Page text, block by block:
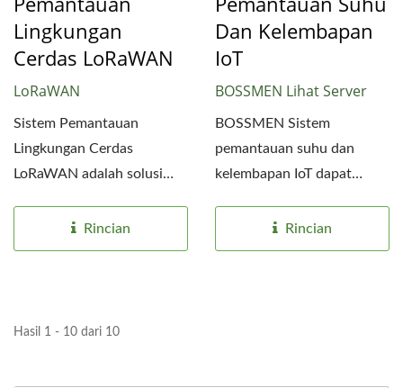
Lingkungan
Cerdas LoRaWAN
LoRaWAN
Sistem Pemantauan
Lingkungan Cerdas
LoRaWAN adalah solusi
cloud yang...Rincian
Dan Kelembapan
IoT
BOSSMEN Lihat Server
BOSSMEN Sistem
pemantauan suhu dan
kelembapan IoT dapat
perangkat kontrol suhu...
Rincian
Hasil 1 - 10 dari 10